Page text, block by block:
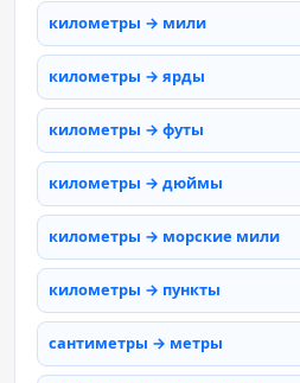
километры → мили
километры → ярды
километры → футы
километры → дюймы
километры → морские мили
километры → пункты
сантиметры → метры